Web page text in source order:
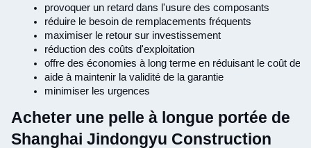
provoquer un retard dans l'usure des composants
réduire le besoin de remplacements fréquents
maximiser le retour sur investissement
réduction des coûts d'exploitation
offre des économies à long terme en réduisant le coût des
aide à maintenir la validité de la garantie
minimiser les urgences
Acheter une pelle à longue portée de
Shanghai Jindongyu Construction